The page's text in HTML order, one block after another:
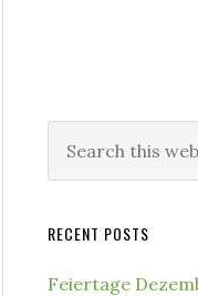
this
RECENT POSTS
Feiertage